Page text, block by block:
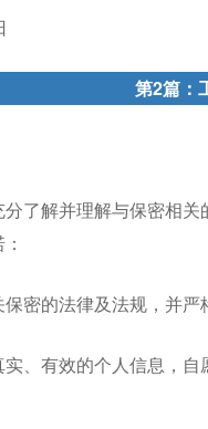
第2篇：
了解并理解与保密相
密的法律及法规，并严
、有效的个人信息，